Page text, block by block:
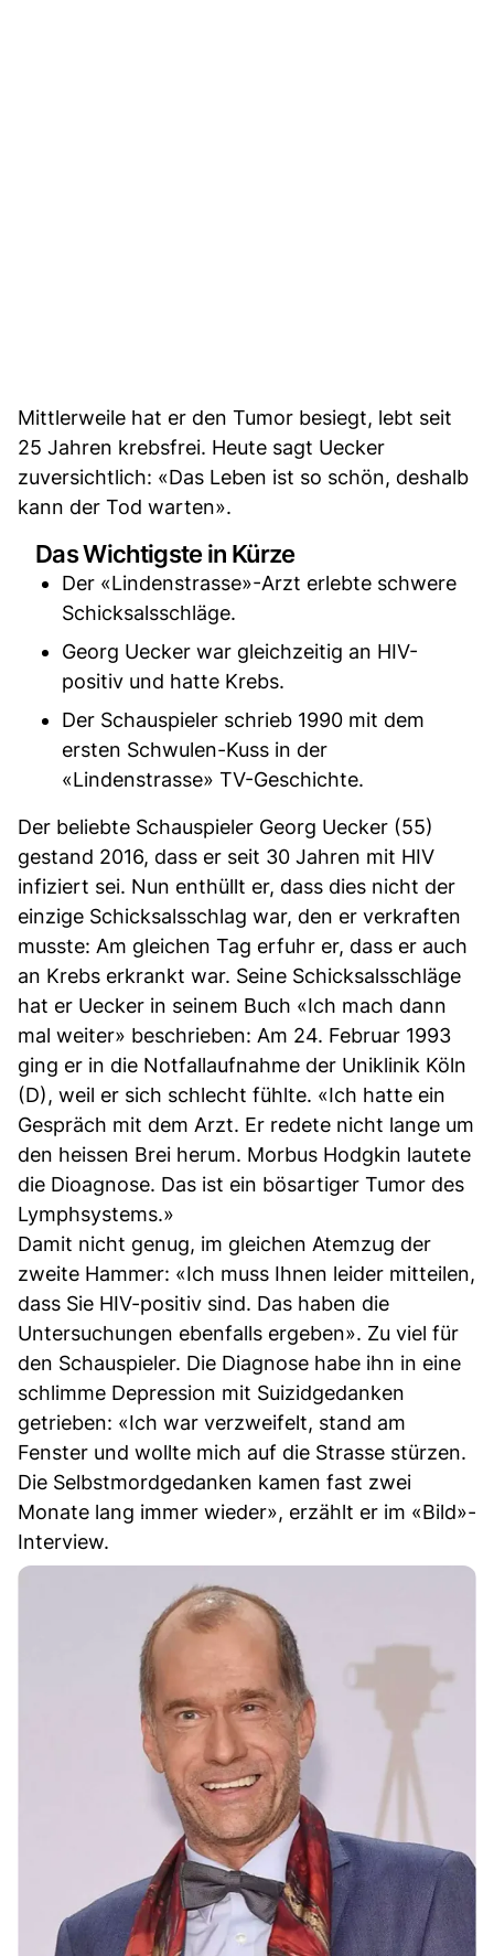
Mittlerweile hat er den Tumor besiegt, lebt seit
25 Jahren krebsfrei. Heute sagt Uecker
zuversichtlich: «Das Leben ist so schön, deshalb
kann der Tod warten».
Das Wichtigste in Kürze
Der «Lindenstrasse»-Arzt erlebte schwere
Schicksalsschläge.
Georg Uecker war gleichzeitig an HIV-
positiv und hatte Krebs.
Der Schauspieler schrieb 1990 mit dem
ersten Schwulen-Kuss in der
«Lindenstrasse» TV-Geschichte.
Der beliebte Schauspieler Georg Uecker (55)
gestand 2016, dass er seit 30 Jahren mit HIV
infiziert sei. Nun enthüllt er, dass dies nicht der
einzige Schicksalsschlag war, den er verkraften
musste: Am gleichen Tag erfuhr er, dass er auch
an Krebs erkrankt war. Seine Schicksalsschläge
hat er Uecker in seinem Buch «Ich mach dann
mal weiter» beschrieben: Am 24. Februar 1993
ging er in die Notfallaufnahme der Uniklinik Köln
(D), weil er sich schlecht fühlte. «Ich hatte ein
Gespräch mit dem Arzt. Er redete nicht lange um
den heissen Brei herum. Morbus Hodgkin lautete
die Dioagnose. Das ist ein bösartiger Tumor des
Lymphsystems.»
Damit nicht genug, im gleichen Atemzug der
zweite Hammer: «Ich muss Ihnen leider mitteilen,
dass Sie HIV-positiv sind. Das haben die
Untersuchungen ebenfalls ergeben». Zu viel für
den Schauspieler. Die Diagnose habe ihn in eine
schlimme Depression mit Suizidgedanken
getrieben: «Ich war verzweifelt, stand am
Fenster und wollte mich auf die Strasse stürzen.
Die Selbstmordgedanken kamen fast zwei
Monate lang immer wieder», erzählt er im «Bild»-
Interview.